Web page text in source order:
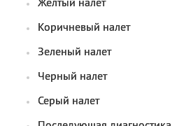
Коричневый налет
Зеленый налет
Черный налет
Серый налет